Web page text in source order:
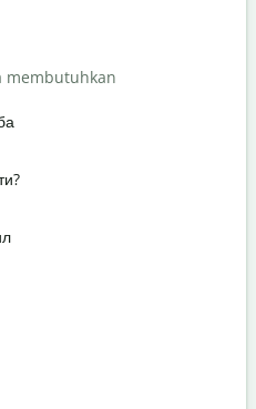
membutuhkan